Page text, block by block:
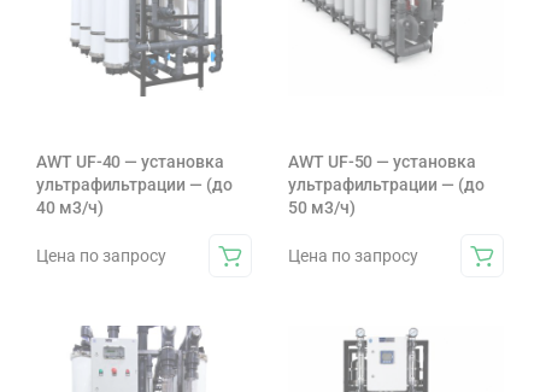
AWT UF-40 — установка
ультрафильтрации — (до
40 м3/ч)
Цена по запросу
AWT UF-50 — установка
ультрафильтрации — (до
50 м3/ч)
Цена по запросу